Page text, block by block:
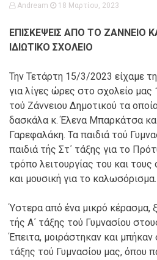
Andream 18 Μαρτίου, 2023
ΕΠΙΣΚΕΨΕΙΣ ΑΠΟ ΤΟ ΖΑΝΝΕΙΟ
ΙΔΙΩΤΙΚΟ ΣΧΟΛΕΙΟ
Την Τετάρτη 15/3/2023 είχαμε
για λίγες ώρες στο σχολείο μας
τού Ζάννειου Δημοτικού τα
δασκάλα κ. Έλενα Μπαρκάτσα
Γαρεφαλάκη. Τα παιδιά τού
παιδιά τής Στ΄ τάξης για το
τρόπο λειτουργίας του και τους
και μουσική για το καλωσόρισμα.
Ύστερα από ένα μικρό κέρασμα,
τής Α΄ τάξης τού Γυμνασίου
Έπειτα, μοιράστηκαν και
τάξης τού Γυμνασίου μας, όπου